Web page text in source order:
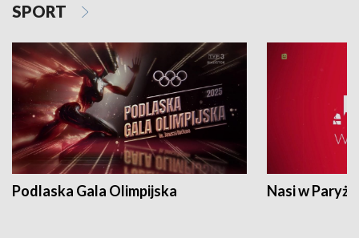
SPORT
Podlaska Gala Olimpijska Nasi w Paryżu